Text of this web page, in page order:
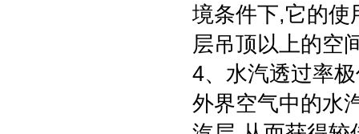
境条件下,它的使
层吊顶以上的空
4、水汽透过率
外界空气中的水